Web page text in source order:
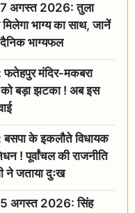
अगस्त 2026: तुला
भाग्य का साथ, जानें
दैनिक भाग्यफल
मंदिर-मकबरा
को बड़ा झटका ! अब इस
के इकलौते विधायक
! पूर्वांचल की राजनीति
ने जताया दुःख
अगस्त 2026: सिंह